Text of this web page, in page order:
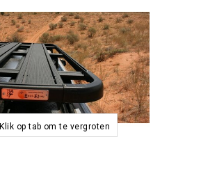
Klik op tab om te vergroten